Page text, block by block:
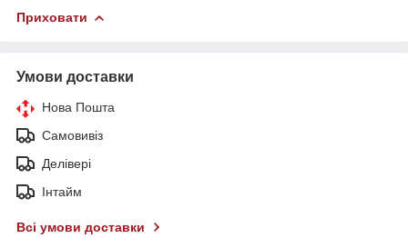
Приховати
Умови доставки
Нова Пошта
Самовивіз
Делівері
Інтайм
Всі умови доставки